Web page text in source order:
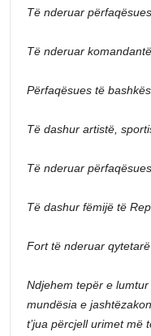
Të nderuar
Të nderuar
Përfaqësues të
Të dashur artistë,
Të nderuar
Të dashur fëmijë të
Fort të nderuar
Ndjehem tepër e
mundësia e
t’jua përcjell urimet më